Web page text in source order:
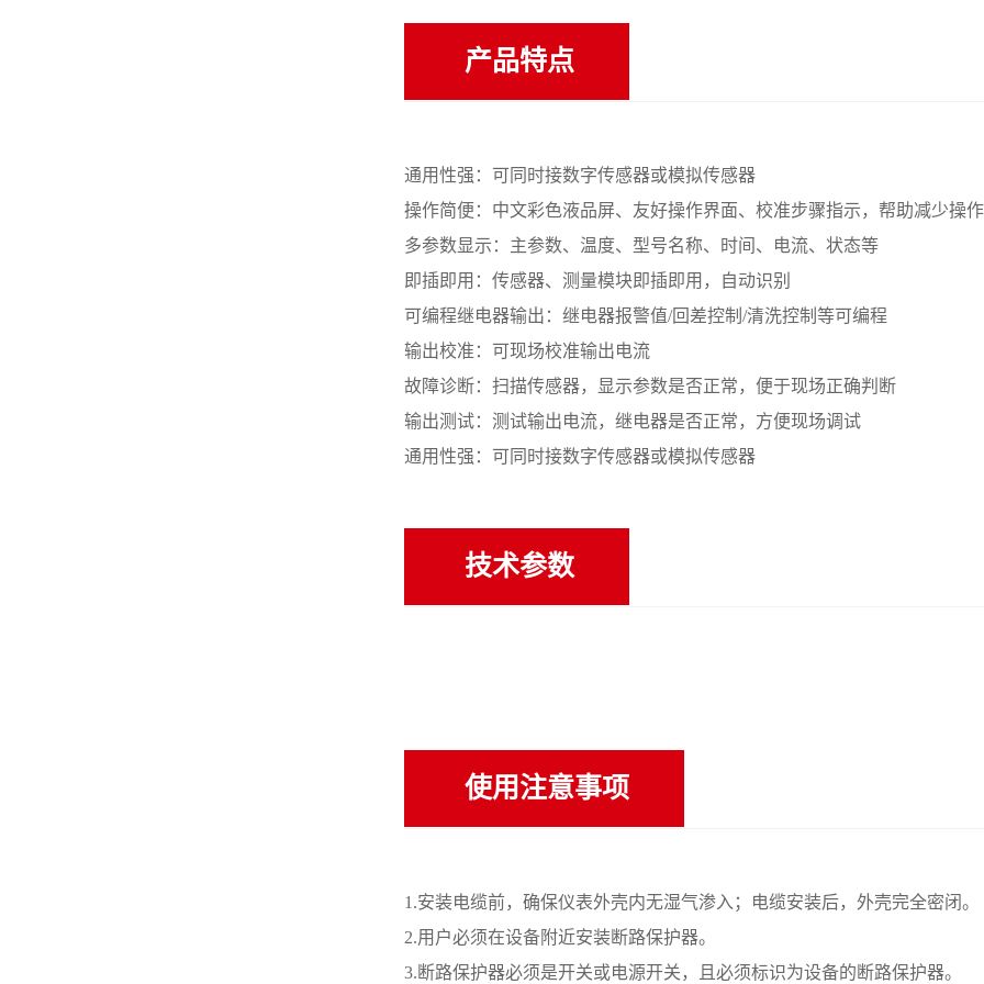
产品特点
通用性强：可同时接数字传感器或模拟传感器
操作简便：中文彩色液品屏、友好操作界面、校准步骤指示，帮助减少操
多参数显示：主参数、温度、型号名称、时间、电流、状态等
即插即用：传感器、测量模块即插即用，自动识别
可编程继电器输出：继电器报警值/回差控制 /清洗控制等可编程
输出校准：可现场校准输出电流
故障诊断：扫描传感器，显示参数是否正常，便于现场正确判断
输出测试：测试输出电流，继电器是否正常，方便现场调试
通用性强：可同时接数字传感器或模拟传感器
技术参数
使用注意事项
1.安装电缆前，确保仪表外壳内无湿气渗入；电缆安装后，外壳完全密闭。
2.用户必须在设备附近安装断路保护器。
3.断路保护器必须是开关或电源开关，且必须标识为设备的断路保护器。